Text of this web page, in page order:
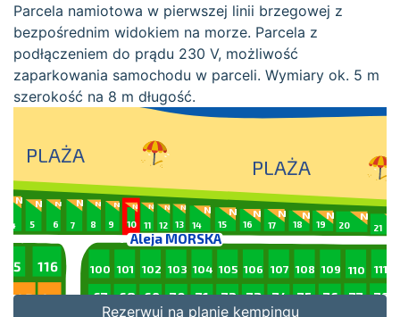
Parcela namiotowa w pierwszej linii brzegowej z
bezpośrednim widokiem na morze. Parcela z
podłączeniem do prądu 230 V, możliwość
zaparkowania samochodu w parceli. Wymiary ok. 5 m
szerokość na 8 m długość.
Rezerwuj na planie kempingu